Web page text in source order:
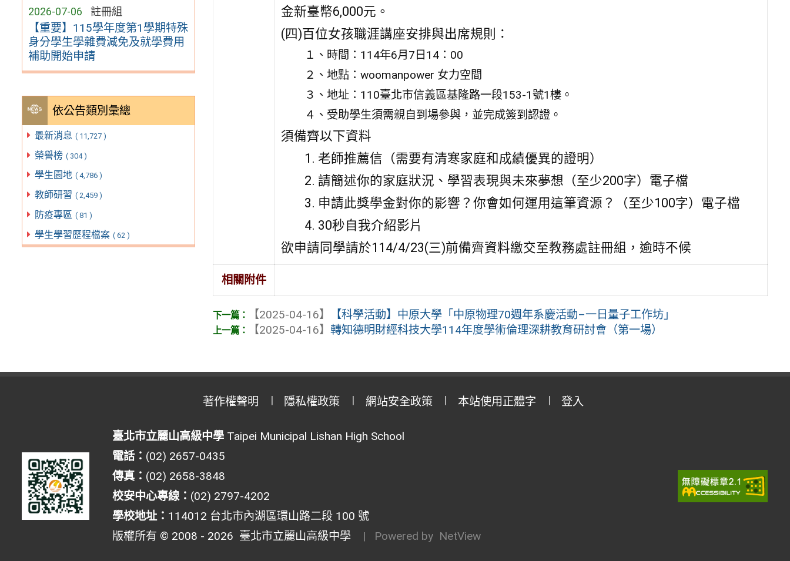
2026-07-06 註冊組
【重要】115學年度第1學期特殊
身分學生學雜費減免及就學費用
補助開始申請
依公告類別彙總
最新消息 ( 11,727 )
榮譽榜 ( 304 )
學生園地 ( 4,786 )
教師研習 ( 2,459 )
防疫專區 ( 81 )
學生學習歷程檔案 ( 62 )
金新臺幣6,000元。
(四)百位女孩職涯講座安排與出席規則：
１、時間：114年6月7日14：00
２、地點：woomanpower 女力空間
３、地址：110臺北市信義區基隆路一段153-1號1樓。
４、受助學生須需親自到場參與，並完成簽到認證。
須備齊以下資料
1. 老師推薦信（需要有清寒家庭和成績優異的證明）
2. 請簡述你的家庭狀況、學習表現與未來夢想（至少200字）電子檔
3. 申請此獎學金對你的影響？你會如何運用這筆資源？（至少100字）電子檔
4. 30秒自我介紹影片
欲申請同學請於114/4/23(三)前備齊資料繳交至教務處註冊組，逾時不候
相關附件
【2025-04-16】
【科學活動】中原大學「中原物理70週年系慶活動–一日量子工作坊」
【2025-04-16】轉知德明財經科技大學114年度學術倫理深耕教育研討會（第一場）
著作權聲明 隱私權政策 網站安全政策 本站使用正體字 登入
臺北市立麗山高級中學Taipei Municipal Lishan High School
電話： (02) 2657-0435
傳真： (02) 2658-3848
校安中心專線： (02) 2797-4202
學校地址： 114012 台北市內湖區環山路二段 100 號
版權所有 © 2008 - 2026 臺北市立麗山高級中學 | Powered by NetView